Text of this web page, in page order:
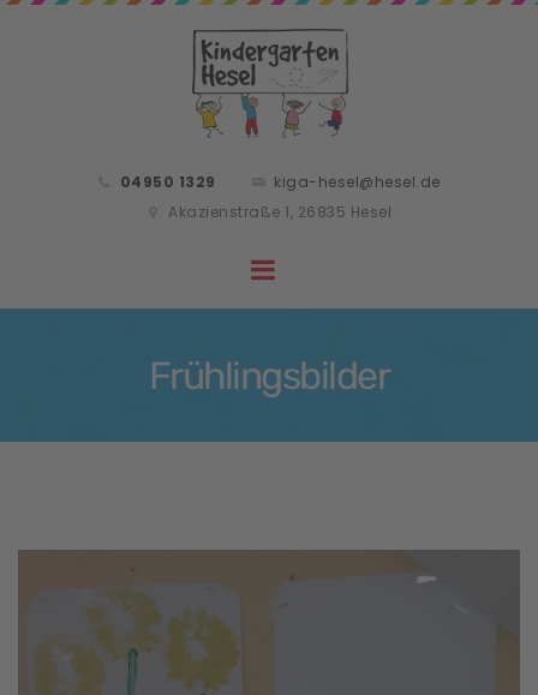
04950 1329
kiga-hesel@hesel.de
Akazienstraße 1, 26835 Hesel
Frühlingsbilder